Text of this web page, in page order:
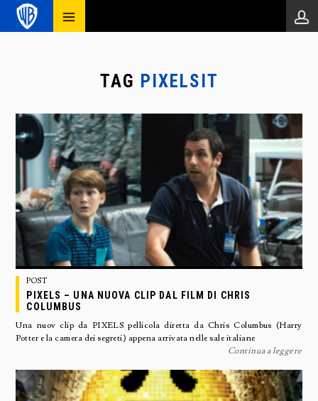
TAG PIXELSIT
POST
PIXELS – UNA NUOVA CLIP DAL FILM DI CHRIS
COLUMBUS
Una nuov clip da PIXELS pellicola diretta da Chris Columbus (Harry
Potter e la camera dei segreti) appena arrivata nelle sale italiane
Continua a leggere